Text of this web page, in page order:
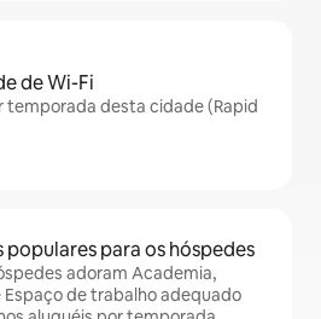
de Wi-Fi
temporada desta cidade (Rapid
para os hóspedes
adoram Academia,
Espaço de trabalho adequado